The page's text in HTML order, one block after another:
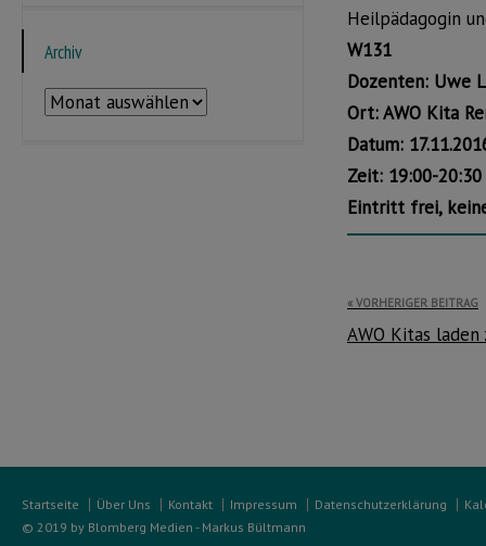
Heilpädagogin
W131
Dozenten: Uwe
Ort: AWO Kita
Datum:
Zeit: 19:00-
Eintritt frei,
VORHERIGER BEITRAG
AWO Kitas
Archiv
Archiv
Startseite Über Uns Kontakt Impressum Datenschutzerklärung
© 2019 by Blomberg Medien - Markus Bültmann